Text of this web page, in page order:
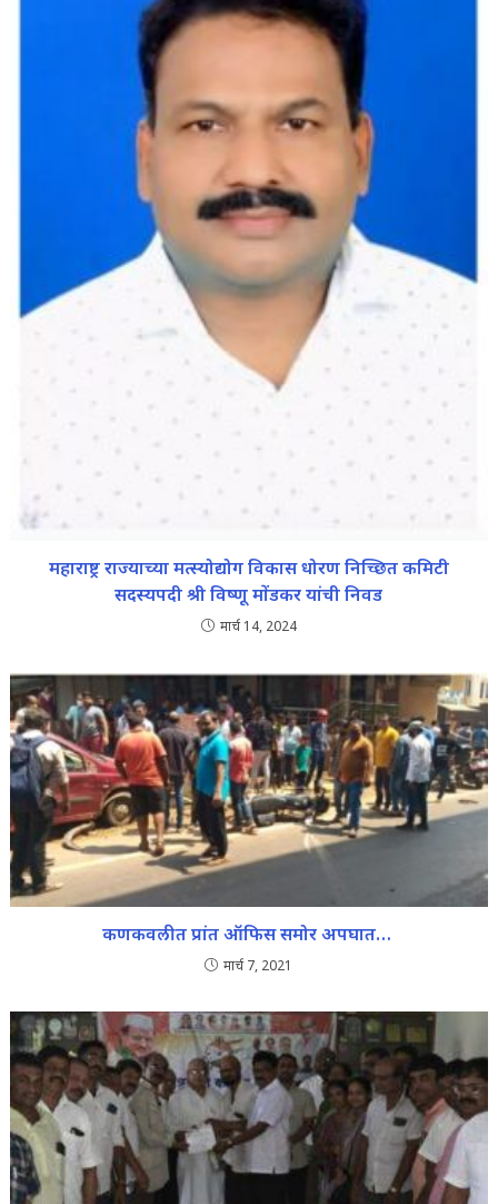
महाराष्ट्र राज्याच्या मत्स्योद्योग विकास धोरण निच्छित कमिटी
सदस्यपदी श्री विष्णू मोंडकर यांची निवड
मार्च 14, 2024
कणकवलीत प्रांत ऑफिस समोर अपघात…
मार्च 7, 2021